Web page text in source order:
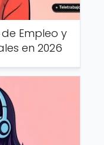
Empleo y
en 2026